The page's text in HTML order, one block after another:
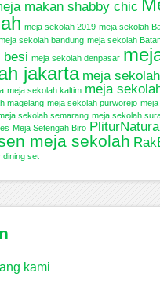
makan shabby chic
meja sekolah 2019 meja sekolah
sekolah bandung meja sekolah
besi meja sekolah denpasar
jakarta meja
meja sekolah kaltim meja
magelang meja sekolah purworejo
sekolah semarang meja sekolah
Meja Setengah Biro PliturNatural
meja sekolah
dining set
kami